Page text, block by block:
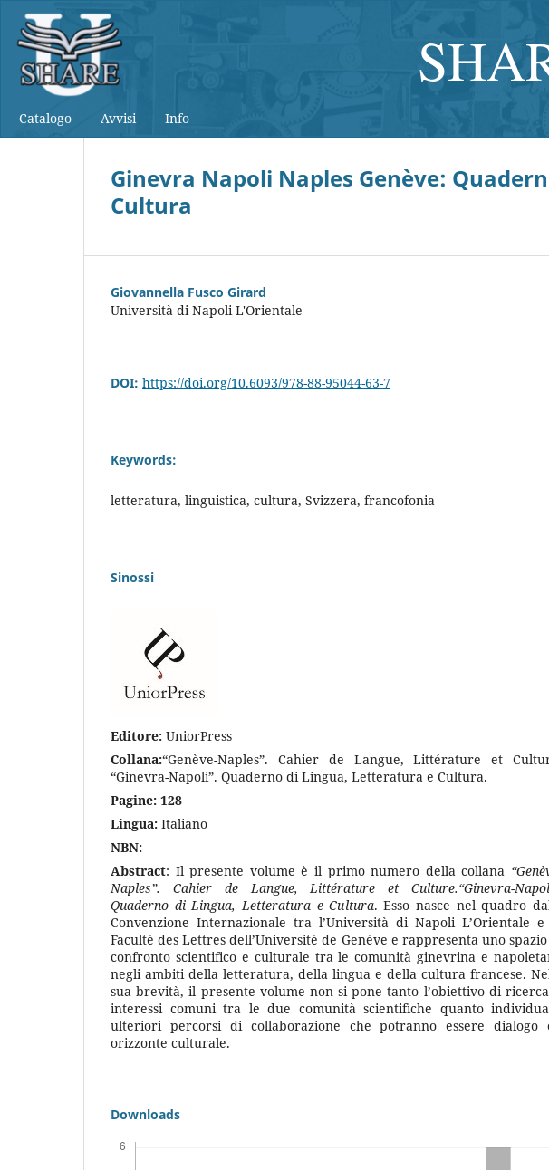
Catalogo Avvisi Info
Ginevra Napoli Naples Genève:
Cultura
Giovannella Fusco Girard
Università di Napoli L'Orientale
DOI: https://doi.org/10.6093/978-88-95044-63-7
Keywords:
letteratura, linguistica, cultura, Svizzera, francofonia
Sinossi
Editore: UniorPress
Collana:“Genève-Naples”. Cahier de Langue, Littérature et
“Ginevra-Napoli”. Quaderno di Lingua, Letteratura e Cultura.
Pagine: 128
Lingua: Italiano
NBN:
Abstract: Il presente volume è il primo numero della collana
Naples”. Cahier de Langue, Littérature et Culture.“Ginevra-
Quaderno di Lingua, Letteratura e Cultura. Esso nasce nel quadro
Convenzione Internazionale tra l’Università di Napoli L’Orientale
Faculté des Lettres dell’Université de Genève e rappresenta uno
confronto scientifico e culturale tra le comunità ginevrina e
negli ambiti della letteratura, della lingua e della cultura francese.
sua brevità, il presente volume non si pone tanto l’obiettivo di
interessi comuni tra le due comunità scientifiche quanto
ulteriori percorsi di collaborazione che potranno essere dialogo
orizzonte culturale.
Downloads